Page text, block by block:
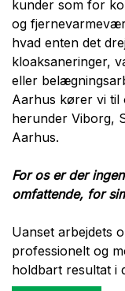
kunder som for
og
hvad enten det
kloaksaneringer,
eller
Aarhus kører vi til
herunder Viborg,
Aarhus.
For os er der
omfattende, for
Uanset arbejdets
professionelt og
holdbart resultat i